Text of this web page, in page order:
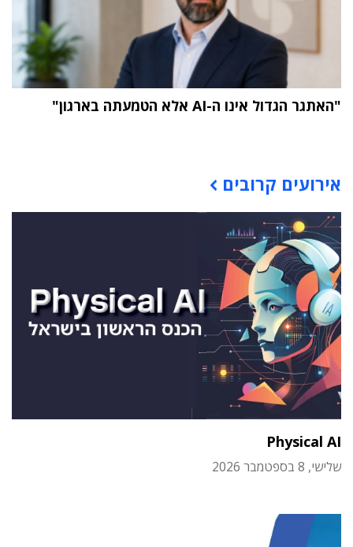
"האתגר הגדול אינו ה-AI אלא הטמעתה בארגון"
אירועים קרובים
Physical AI
שלישי, 8 בספטמבר 2026